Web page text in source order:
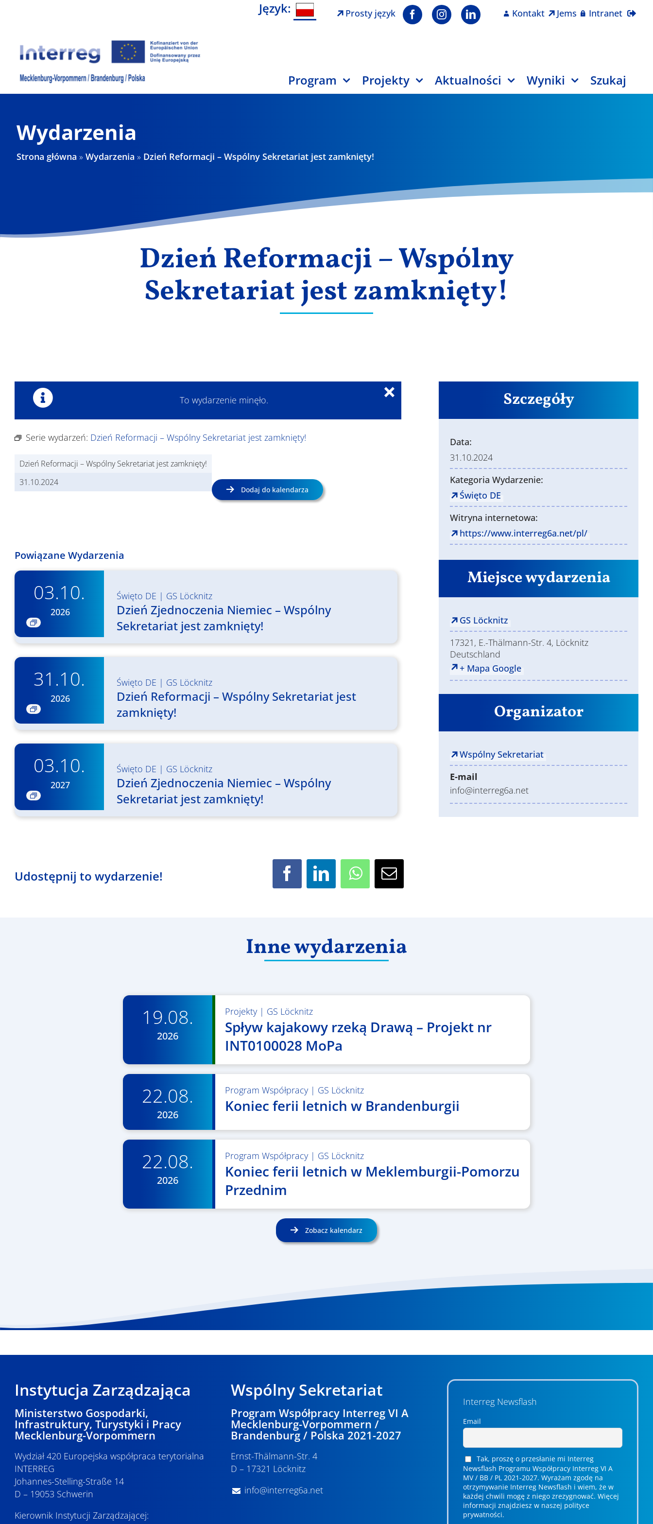
Język: Prosty język Kontakt Jems Intranet
Program Projekty Aktualności Wyniki Szukaj
Wydarzenia
Strona główna »Wydarzenia » Dzień Reformacji – Wspólny Sekretariat jest zamknięty!
Dzień Reformacji – Wspólny
Sekretariat jest zamknięty!
To wydarzenie minęło.
×
Serie wydarzeń: Dzień Reformacji – Wspólny Sekretariat jest zamknięty!
Dzień Reformacji – Wspólny Sekretariat jest zamknięty!
31.10.2024
Dodaj do kalendarza
Powiązane Wydarzenia
03.10.
2026
Święto DE | GS Löcknitz
Dzień Zjednoczenia Niemiec – Wspólny
Sekretariat jest zamknięty!
31.10.
2026
Święto DE | GS Löcknitz
Dzień Reformacji – Wspólny Sekretariat jest
zamknięty!
03.10.
2027
Święto DE | GS Löcknitz
Dzień Zjednoczenia Niemiec – Wspólny
Sekretariat jest zamknięty!
Udostępnij to wydarzenie! LinkedIn WhatsAppEmail
Szczegóły
Data:
31.10.2024
Kategoria Wydarzenie:
Święto DE
Witryna internetowa:
https://www.interreg6a.net/pl/
Miejsce wydarzenia
GS Löcknitz
17321, E.-Thälmann-Str. 4, Löcknitz
Deutschland
+ Mapa Google
Organizator
Wspólny Sekretariat
E-mail
info@interreg6a.net
Inne wydarzenia
19.08.
2026
Projekty| GS Löcknitz
Spływ kajakowy rzeką Drawą – Projekt nr
INT0100028 MoPa
22.08.
2026
Program Współpracy| GS Löcknitz
Koniec ferii letnich w Brandenburgii
22.08.
2026
Program Współpracy| GS Löcknitz
Koniec ferii letnich w Meklemburgii-Pomorzu
Przednim
Zobacz kalendarz
Instytucja Zarządzająca
Ministerstwo Gospodarki,
Infrastruktury, Turystyki i Pracy
Mecklenburg-Vorpommern
Wydział 420 Europejska współpraca terytorialna
INTERREG
Johannes-Stelling-Straße 14
D – 19053 Schwerin
Kierownik Instytucji Zarządzającej:
Wspólny Sekretariat
Program Współpracy Interreg VI A
Mecklenburg-Vorpommern /
Brandenburg / Polska 2021-2027
Ernst-Thälmann-Str. 4
D – 17321 Löcknitz
info@interreg6a.net
Interreg Newsflash
Email
Tak, proszę o przesłanie mi Interreg
Newsflash Programu Współpracy Interreg VI A
MV / BB / PL 2021-2027. Wyrażam zgodę na
otrzymywanie Interreg Newsflash i wiem, że w
każdej chwili mogę z niego zrezygnować. ­­Więcej
informacji znajdziesz w naszej polityce
prywatności.